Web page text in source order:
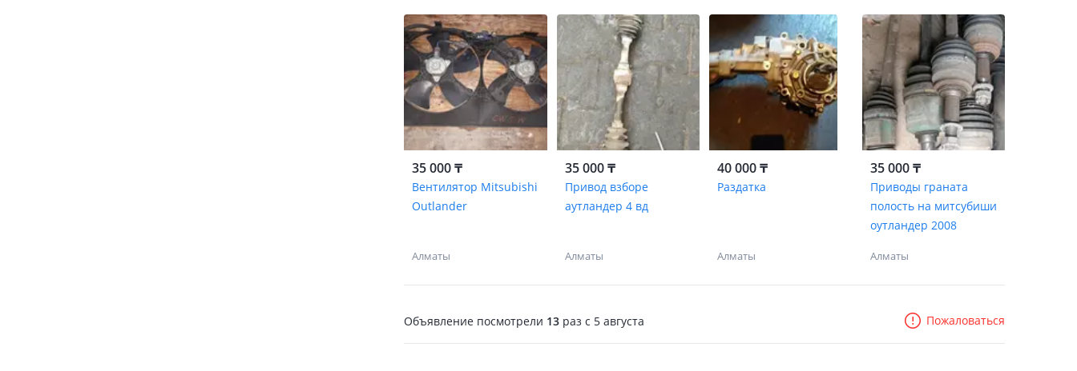
35 000 ₸
Вентилятор Mitsubishi
Outlander
Алматы
35 000 ₸
Привод взборе
аутландер 4 вд
Алматы
40 000 ₸
Раздатка
Алматы
35 000 ₸
Приводы граната
полость на митсубиши
оутландер 2008
Алматы
Объявление посмотрели 13 раз c 5 августа Пожаловаться